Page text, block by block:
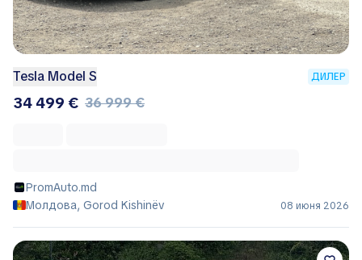
Tesla Model S ДИЛЕР
34 499 € 36 999 €
PromAuto.md
Молдова, Gorod Kishinëv
08 июня 2026